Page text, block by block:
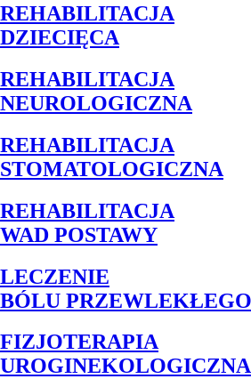
REHABILITACJA
DZIECIĘCA
REHABILITACJA
NEUROLOGICZNA
REHABILITACJA
STOMATOLOGICZNA
REHABILITACJA
WAD POSTAWY
LECZENIE
BÓLU PRZEWLEKŁEGO
FIZJOTERAPIA
UROGINEKOLOGICZNA